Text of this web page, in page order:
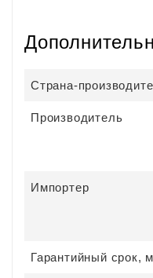
Страна-
Производитель
Импортер
Гарантийный срок,